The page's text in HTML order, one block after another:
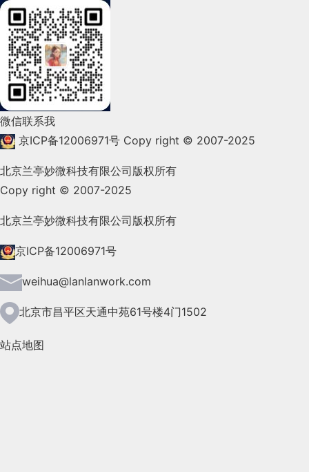
2022年3月(119)
2022年2月(53)
2022年1月(99)
2021年12月(105)
2021年9月(153)
2021年8月(147)
2021年7月(149)
2021年6月(157)
2021年5月(124)
微信联系我
京ICP备12006971号 Copy right © 2007-2025
北京兰亭妙微科技有限公司版权所有
Copy right © 2007-2025
北京兰亭妙微科技有限公司版权所有
京ICP备12006971号
weihua@lanlanwork.com
北京市昌平区天通中苑61号楼4门1502
站点地图